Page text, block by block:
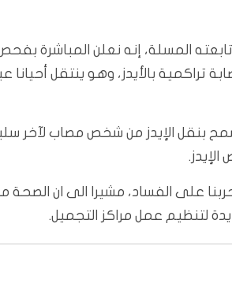
المسلة، إنه نعلن المباشرة بفحص
في المطارات، مبينا ان لدينا 2300 إصابة تراكمية
بنقل الإيدز من شخص مصاب لآخر
150 مليار دينار في حربنا على الفساد، مشيرا
لتنظيم عمل مراكز التجميل.